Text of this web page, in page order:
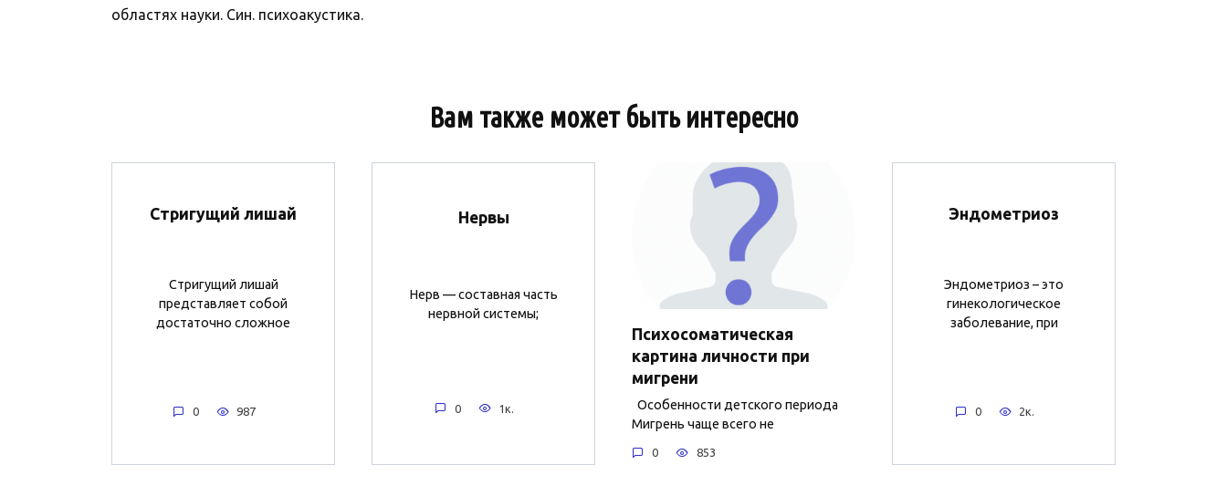
областях науки. Син. психоакустика.
Вам также может быть интересно
Стригущий лишай
Стригущий лишай
представляет собой
достаточно сложное
0 987
Нервы
Нерв — составная часть
нервной системы;
0 1к.
Психосоматическая
картина личности при
мигрени
Особенности детского периода
Мигрень чаще всего не
0 853
Эндометриоз
Эндометриоз – это
гинекологическое
заболевание, при
0 2к.